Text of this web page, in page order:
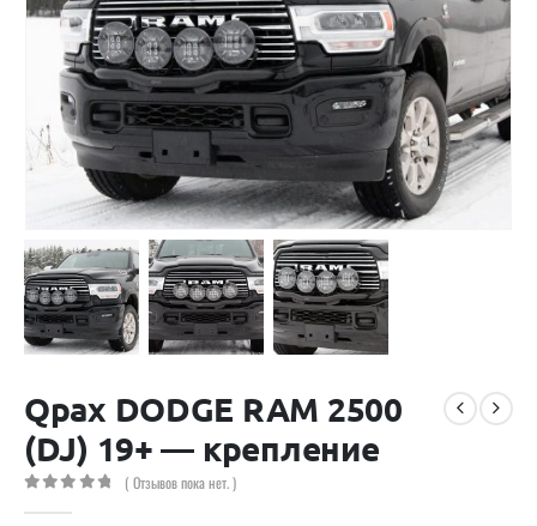
Qpax DODGE RAM 2500
(DJ) 19+ — крепление
( Отзывов пока нет. )